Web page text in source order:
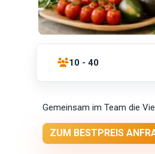
10 - 40
Gemeinsam im Team die
ZUM BESTPREIS